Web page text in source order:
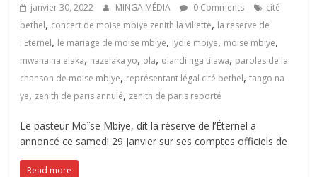
janvier 30, 2022 MINGA MÉDIA 0 Comments
cité
bethel, concert de moise mbiye zenith la villette, la reserve de
l'Eternel, le mariage de moise mbiye, lydie mbiye, moise mbiye,
mwana na elaka, nazelaka yo, ola, olandi nga ti awa, paroles de la
chanson de moise mbiye, représentant légal cité bethel,tango na
ye, zenith de paris annulé, zenith de paris reporté
Le pasteur Moïse Mbiye, dit la réserve de l’Éternel a
annoncé ce samedi 29 Janvier sur ses comptes officiels de
Read more